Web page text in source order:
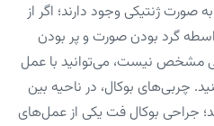
صورت ژنتیکی وجود دارند؛ اگر از
گرد بودن صورت و پر بودن
مشخص نیست، می‌توانید با عمل
چربی‌های بوکال، در ناحیه بین
جراحی بوکال فت یکی از عمل‌های